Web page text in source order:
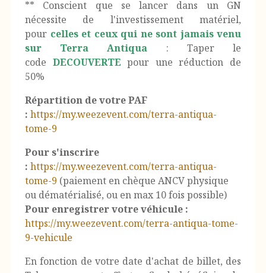
** Conscient que se lancer dans un GN
nécessite de l'investissement matériel,
pour celles et ceux qui ne sont jamais venu
sur Terra Antiqua : Taper le
code DECOUVERTEpour une réduction de
50%
Répartition de votre PAF
: https://my.weezevent.com/terra-antiqua-
tome-9
Pour s'inscrire
: https://my.weezevent.com/terra-antiqua-
tome-9 (paiement en chèque ANCV physique
ou dématérialisé, ou en max 10 fois possible)
Pour enregistrer votre véhicule :
https://my.weezevent.com/terra-antiqua-tome-
9-vehicule
En fonction de votre date d'achat de billet, des